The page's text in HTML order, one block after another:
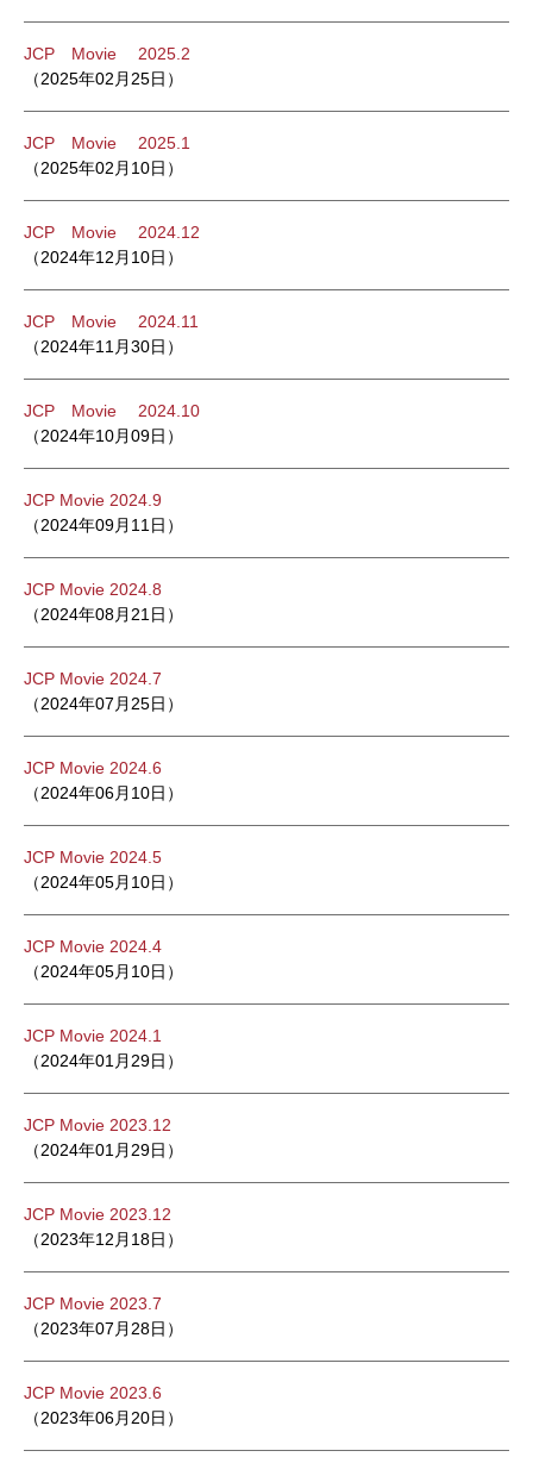
JCP Movie 2025.2
（2025年02月25日）
JCP Movie 2025.1
（2025年02月10日）
JCP Movie 2024.12
（2024年12月10日）
JCP Movie 2024.11
（2024年11月30日）
JCP Movie 2024.10
（2024年10月09日）
JCP Movie 2024.9
（2024年09月11日）
JCP Movie 2024.8
（2024年08月21日）
JCP Movie 2024.7
（2024年07月25日）
JCP Movie 2024.6
（2024年06月10日）
JCP Movie 2024.5
（2024年05月10日）
JCP Movie 2024.4
（2024年05月10日）
JCP Movie 2024.1
（2024年01月29日）
JCP Movie 2023.12
（2024年01月29日）
JCP Movie 2023.12
（2023年12月18日）
JCP Movie 2023.7
（2023年07月28日）
JCP Movie 2023.6
（2023年06月20日）